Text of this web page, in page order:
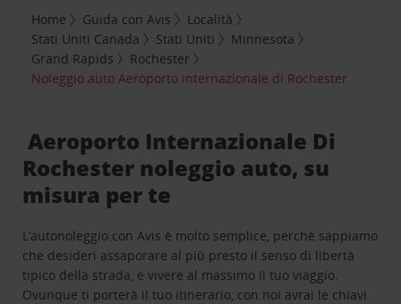
Home Guida con Avis
Località
Stati Uniti Canada
Stati Uniti
Minnesota
Grand Rapids
Rochester
Noleggio auto Aeroporto internazionale di Rochester
Aeroporto Internazionale Di
Rochester noleggio auto, su
misura per te
L’autonoleggio con Avis è molto semplice, perchè sappiamo
che desideri assaporare al più presto il senso di libertà
tipico della strada, e vivere al massimo il tuo viaggio.
Ovunque ti porterà il tuo itinerario, con noi avrai le chiavi